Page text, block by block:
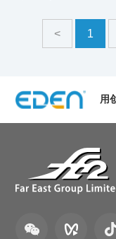
< 1
用